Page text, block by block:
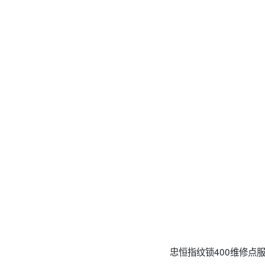
忠恒指纹锁400维修点